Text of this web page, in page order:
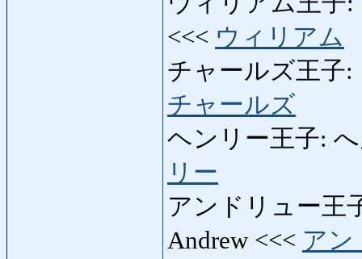
<<< ウィリアム
チャールズ王子:
チャールズ
ヘンリー王子:
リー
アンドリュー王
Andrew <<< アン